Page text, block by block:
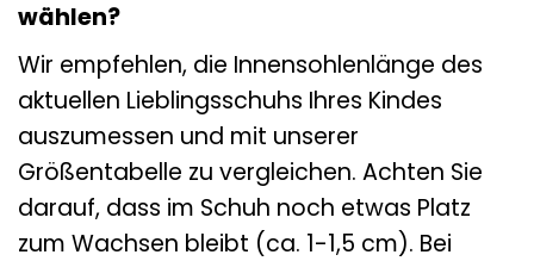
wählen?
Wir empfehlen, die Innensohlenlänge des
aktuellen Lieblingsschuhs Ihres Kindes
auszumessen und mit unserer
Größentabelle zu vergleichen. Achten Sie
darauf, dass im Schuh noch etwas Platz
zum Wachsen bleibt (ca. 1-1,5 cm). Bei